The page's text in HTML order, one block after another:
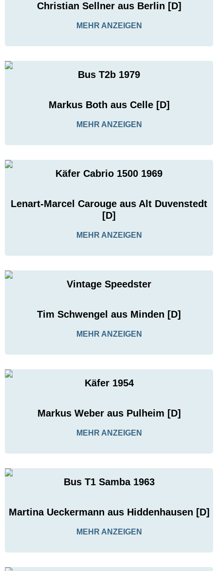
Christian Sellner aus Berlin [D]
MEHR ANZEIGEN
Bus T2b 1979
Markus Both aus Celle [D]
MEHR ANZEIGEN
Käfer Cabrio 1500 1969
Lenart-Marcel Carouge aus Alt Duvenstedt
[D]
MEHR ANZEIGEN
Vintage Speedster
Tim Schwengel aus Minden [D]
MEHR ANZEIGEN
Käfer 1954
Markus Weber aus Pulheim [D]
MEHR ANZEIGEN
Bus T1 Samba 1963
Martina Ueckermann aus Hiddenhausen [D]
MEHR ANZEIGEN